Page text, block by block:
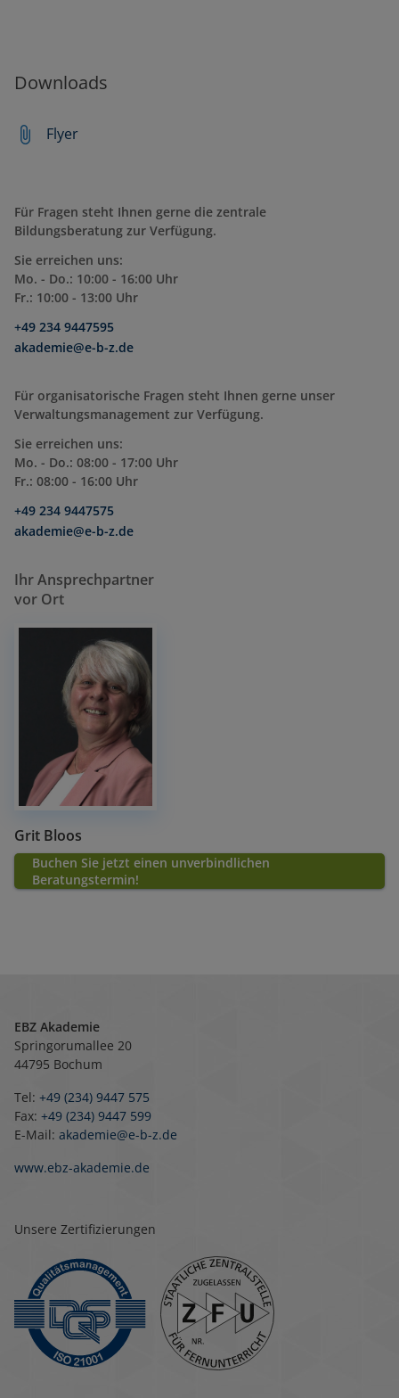
Downloads
Flyer
Für Fragen steht Ihnen gerne die zentrale
Bildungsberatung zur Verfügung.
Sie erreichen uns:
Mo. - Do.: 10:00 - 16:00 Uhr
Fr.: 10:00 - 13:00 Uhr
+49 234 9447595
akademie@e-b-z.de
Für organisatorische Fragen steht Ihnen gerne unser
Verwaltungsmanagement zur Verfügung.
Sie erreichen uns:
Mo. - Do.: 08:00 - 17:00 Uhr
Fr.: 08:00 - 16:00 Uhr
+49 234 9447575
akademie@e-b-z.de
Ihr Ansprechpartner
vor Ort
Grit Bloos
Buchen Sie jetzt einen unverbindlichen
Beratungstermin!
EBZ Akademie
Springorumallee 20
44795 Bochum
Tel: +49 (234) 9447 575
Fax: +49 (234) 9447 599
E-Mail: akademie@e-b-z.de
www.ebz-akademie.de
Unsere Zertifizierungen